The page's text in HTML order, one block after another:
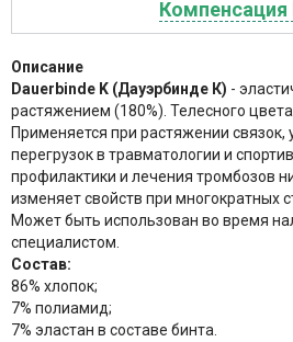
Описание
Dauerbinde K (Дауэрбинде К) -
растяжением (180%). Телесного
Применяется при растяжении связок,
перегрузок в травматологии и
профилактики и лечения тромбозов
изменяет свойств при многократных
Может быть использован во время
специалистом.
Состав:
86% хлопок;
7% полиамид;
7% эластан в составе бинта.